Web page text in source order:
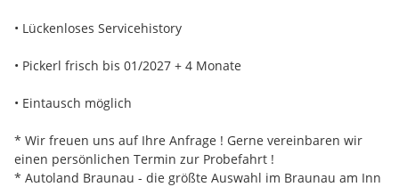
• Lückenloses Servicehistory
• Pickerl frisch bis 01/2027 + 4 Monate
• Eintausch möglich
* Wir freuen uns auf Ihre Anfrage ! Gerne vereinbaren wir
einen persönlichen Termin zur Probefahrt !
* Autoland Braunau - die größte Auswahl im Braunau am Inn